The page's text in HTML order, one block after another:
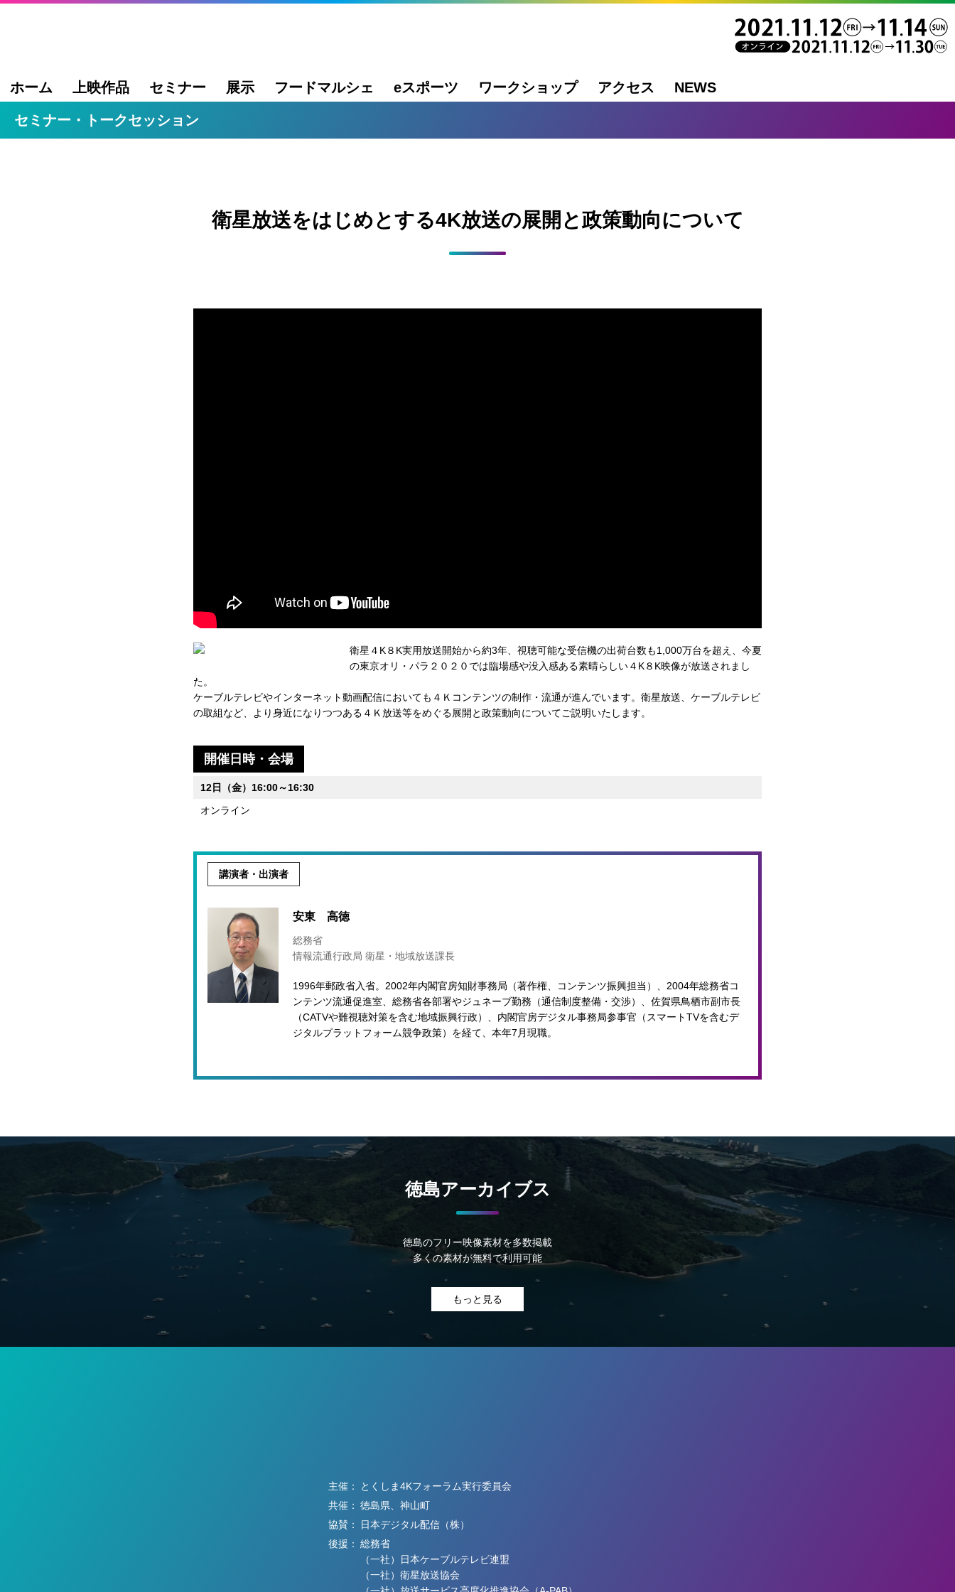
ホーム 上映作品 セミナー 展示 フードマルシェ eスポーツ ワークショップ アクセス NEWS
セミナー・トークセッション
衛星放送をはじめとする4K放送の展開と政策動向について
衛星４K８K実用放送開始から約3年、視聴可能な受信機の出荷台数も1,000万台を超え、今夏
の東京オリ・パラ２０２０では臨場感や没入感ある素晴らしい４K８K映像が放送されまし
た。
ケーブルテレビやインターネット動画配信においても４Ｋコンテンツの制作・流通が進んでいます。衛星放送、ケーブルテレビ
の取組など、より身近になりつつある４Ｋ放送等をめぐる展開と政策動向についてご説明いたします。
開催日時・会場
12日（金）16:00～16:30
オンライン
講演者・出演者
安東 高徳
総務省
情報流通行政局 衛星・地域放送課長
1996年郵政省入省。2002年内閣官房知財事務局（著作権、コンテンツ振興担当）、2004年総務省コ
ンテンツ流通促進室、総務省各部署やジュネーブ勤務（通信制度整備・交渉）、佐賀県鳥栖市副市長
（CATVや難視聴対策を含む地域振興行政）、内閣官房デジタル事務局参事官（スマートTVを含むデ
ジタルプラットフォーム競争政策）を経て、本年7月現職。
徳島アーカイブス
徳島のフリー映像素材を多数掲載
多くの素材が無料で利用可能
もっと見る
主催：
とくしま4Kフォーラム実行委員会
共催： 徳島県、神山町
協賛：
日本デジタル配信（株）
後援： 総務省
（一社）日本ケーブルテレビ連盟
（一社）衛星放送協会